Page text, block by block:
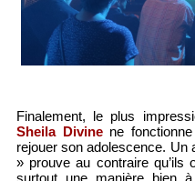
Finalement, le plus
Sheila Divinene
rejouer son adolescence. Un
» prouve au contraire